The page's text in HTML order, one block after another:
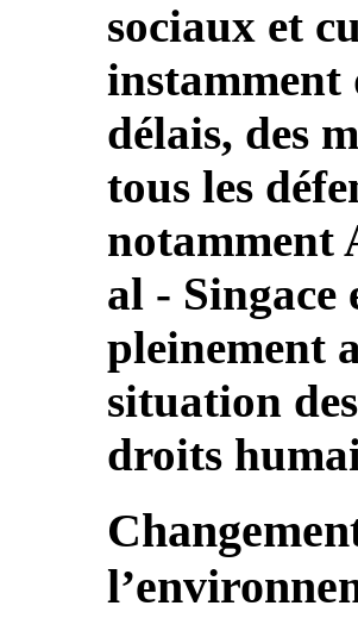
sociaux et
instamment
délais, des
tous les
al ‑
pleinement
situation
droits